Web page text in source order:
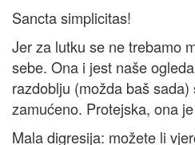
Sancta simplicitas!
Jer za lutku se ne trebamo
sebe. Ona i jest naše
razdoblju (možda baš sada)
zamućeno. Protejska, ona
Mala digresija: možete li